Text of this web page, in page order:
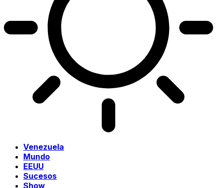
Venezuela
Mundo
EEUU
Sucesos
Show